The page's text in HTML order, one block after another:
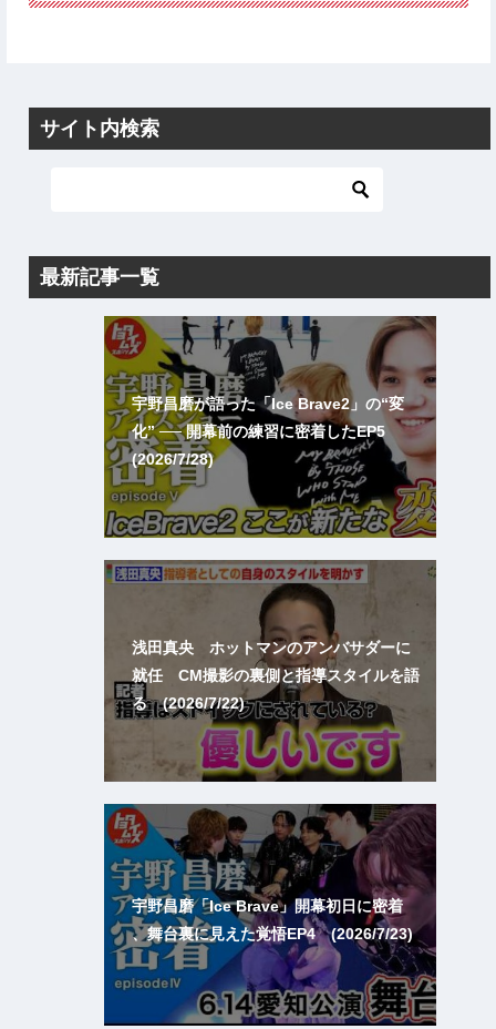
サイト内検索
最新記事一覧
宇野昌磨が語った「Ice Brave2」の“変
化” ── 開幕前の練習に密着したEP5
(2026/7/28)
浅田真央 ホットマンのアンバサダーに
就任 CM撮影の裏側と指導スタイルを語
る (2026/7/22)
宇野昌磨「Ice Brave」開幕初日に密着
、舞台裏に見えた覚悟EP4 (2026/7/23)